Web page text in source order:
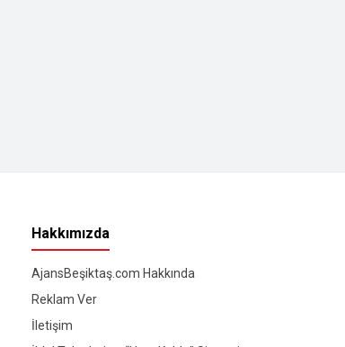
Hakkımızda
AjansBeşiktaş.com Hakkında
Reklam Ver
İletişim